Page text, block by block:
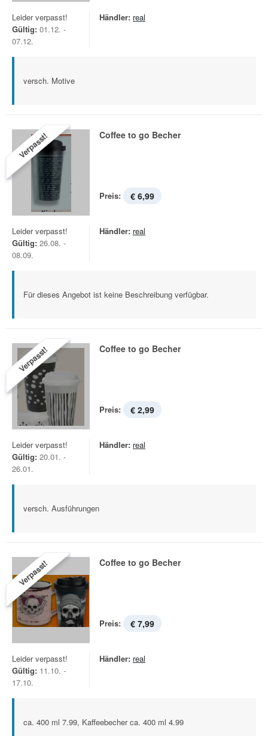
Leider verpasst!
Gültig: 01.12. -
07.12.
Händler: real
versch. Motive
Verpasst! Coffee to go Becher
Preis: € 6,99
Leider verpasst!
Gültig: 26.08. -
08.09.
Händler: real
Für dieses Angebot ist keine Beschreibung verfügbar.
Verpasst! Coffee to go Becher
Preis: € 2,99
Leider verpasst!
Gültig: 20.01. -
26.01.
Händler: real
versch. Ausführungen
Verpasst! Coffee to go Becher
Preis: € 7,99
Leider verpasst!
Gültig: 11.10. -
17.10.
Händler: real
ca. 400 ml 7.99, Kaffeebecher ca. 400 ml 4.99